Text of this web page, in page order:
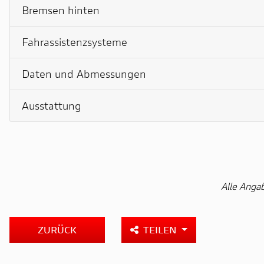
Bremsen hinten
Fahrassistenzsysteme
Daten und Abmessungen
Ausstattung
Alle
ZURÜCK TEILEN